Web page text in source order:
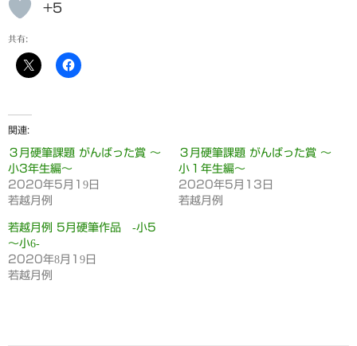
+5
共有:
関連
３月硬筆課題 がんばった賞 ～
小3年生編～
2020年5月19日
若越月例
３月硬筆課題 がんばった賞 ～
小１年生編～
2020年5月13日
若越月例
若越月例 5月硬筆作品 -小5
～小6-
2020年8月19日
若越月例